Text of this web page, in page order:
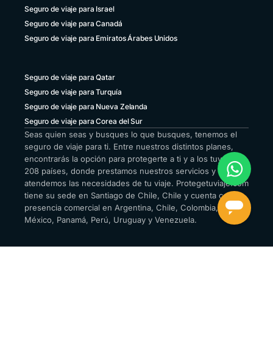
Seguro de viaje para Israel
Seguro de viaje para Canadá
Seguro de viaje para Emiratos Árabes Unidos
Seguro de viaje para Qatar
Seguro de viaje para Turquía
Seguro de viaje para Nueva Zelanda
Seguro de viaje para Corea del Sur
Seas quien seas y busques lo que busques, tenemos el
seguro de viaje para ti. Entre nuestros distintos planes,
encontrarás la opción para protegerte a ti y a los tuyos en
208 países, donde prestamos nuestros servicios y
atendemos las necesidades de tu viaje. Protegetuviaje.com
tiene su sede en Santiago de Chile, Chile y cuenta con
presencia comercial en Argentina, Chile, Colombia,
México, Panamá, Perú, Uruguay y Venezuela.